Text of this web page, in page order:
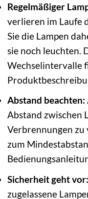
Regelmäßiger
verlieren im Laufe
Sie die Lampen
sie noch leuchten.
Wechselintervalle
Abstand beachten:
Abstand zwischen
Verbrennungen
zum
Sicherheit geht vor:
zugelassene